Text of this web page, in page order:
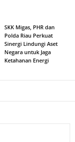
SKK Migas, PHR dan
Polda Riau Perkuat
Sinergi Lindungi Aset
Negara untuk Jaga
Ketahanan Energi